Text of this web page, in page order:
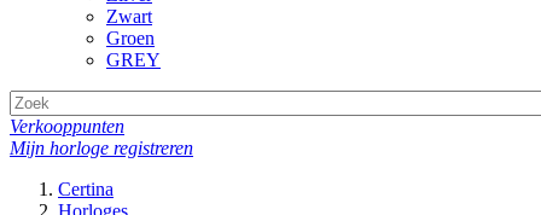
Zwart
Groen
GREY
Verkooppunten
Mijn horloge registreren
Certina
Horloges